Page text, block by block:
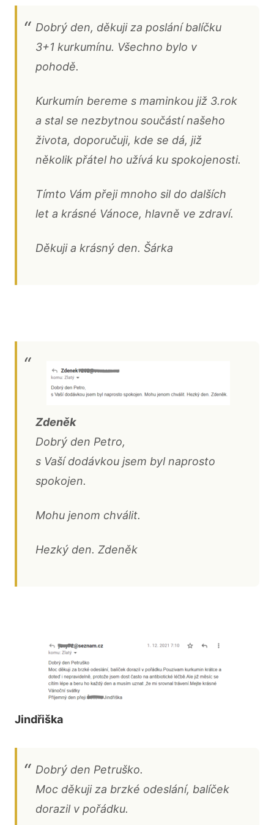
Dobrý den, děkuji za poslání balíčku
3+1 kurkumínu. Všechno bylo v
pohodě.
Kurkumín bereme s maminkou již 3.rok
a stal se nezbytnou součástí našeho
života, doporučuji, kde se dá, již
několik přátel ho užívá ku spokojenosti.
Tímto Vám přeji mnoho sil do dalších
let a krásné Vánoce, hlavně ve zdraví.
Děkuji a krásný den. Šárka
Zdeněk
Dobrý den Petro,
s Vaší dodávkou jsem byl naprosto
spokojen.
Mohu jenom chválit.
Hezký den. Zdeněk
Jindřiška
Dobrý den Petruško.
Moc děkuji za brzké odeslání, balíček
dorazil v pořádku.